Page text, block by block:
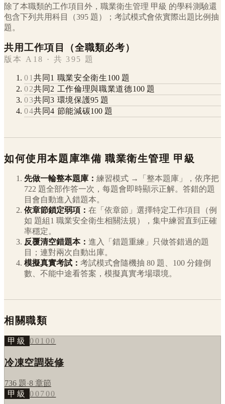
除了本職類的工作項目外， 職業衛生管理 甲級 的學科測驗還
包含下列共用科目（395 題）；考試模式會依實際出題比例抽
題。
共用工作項目（全職類必考）
版本 A18 · 共 395 題
01共同1 職業安全衛生100題
02共同2 工作倫理與職業道德100題
03共同3 環境保護95 題
04共同4 節能減碳100 題
如何使用本題庫準備職業衛生管理 甲級
先做一輪整本題庫： 練習模式 →「整本題庫」，依序把
722 題全部作答一次，每題會即時顯示正解。答錯的題
目會自動進入錯題本。
依章節鎖定弱項： 在「依章節」選擇特定工作項目（例
如 題組1 職業安全衛生相關法規 ），集中練習直到正確
率穩定。
反覆清空錯題本： 進入「錯題重練」只做答錯過的題
目；連對兩次自動出庫。
模擬真實考試： 考試模式會隨機抽 80 題、100 分鐘倒
數、不能中途看答案，模擬真實考場環境。
相關職類
甲級 00100
冷凍空調裝修
736 題 ·8 章節
甲級
00700